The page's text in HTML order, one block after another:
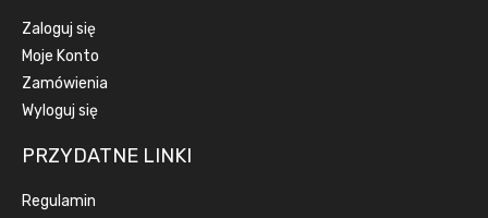
Zaloguj się
Moje Konto
Zamówienia
Wyloguj się
PRZYDATNE LINKI
Regulamin